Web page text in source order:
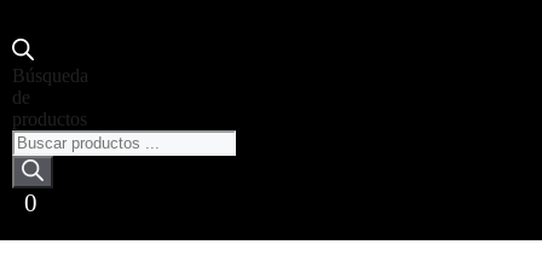
Búsqueda
de
productos
0